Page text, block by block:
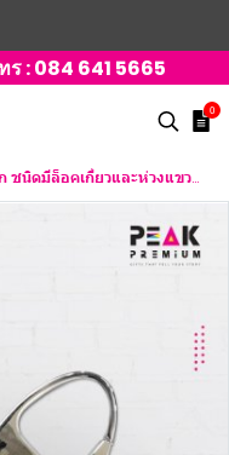
ร :084 641 5665
0
ดมีล็อคเกี่ยวและห่วงแขวน 4 ห่วง